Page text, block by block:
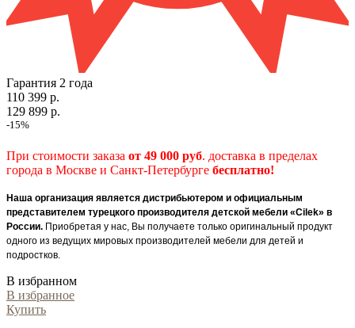
Гарантия 2 года
110 399 р.
129 899 р.
-15%
При стоимости заказа от 49 000 руб. доставка в пределах
города в Москве и Санкт-Петербурге бесплатно!
Наша организация является дистрибьютером и официальным
представителем турецкого производителя детской мебели «Cilek» в
России. Приобретая у нас, Вы получаете только оригинальный продукт
одного из ведущих мировых производителей мебели для детей и
подростков.
В избранном
В избранное
Купить